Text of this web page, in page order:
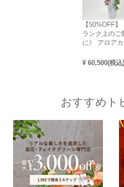
【50%OFF】
ランク上のご
に》 アロア
¥ 60,500(税込)
おすすめト